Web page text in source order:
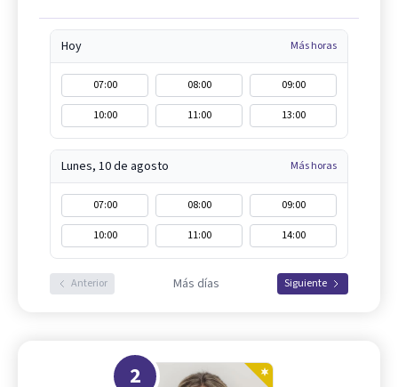
Hoy Más horas
07:00 08:00
09:00
10:00
11:00 13:00
Lunes, 10 de agosto Más horas
07:00 08:00
09:00
10:00
11:00 14:00
Anterior Más días Siguiente
2